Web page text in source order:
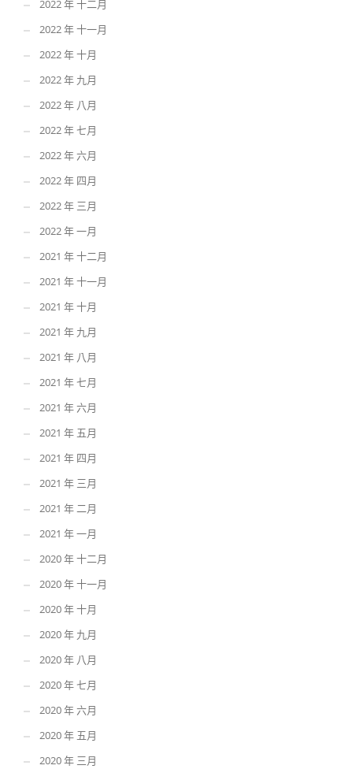
2022 年 十二月
2022 年 十一月
2022 年 十月
2022 年 九月
2022 年 八月
2022 年 七月
2022 年 六月
2022 年 四月
2022 年 三月
2022 年 一月
2021 年 十二月
2021 年 十一月
2021 年 十月
2021 年 九月
2021 年 八月
2021 年 七月
2021 年 六月
2021 年 五月
2021 年 四月
2021 年 三月
2021 年 二月
2021 年 一月
2020 年 十二月
2020 年 十一月
2020 年 十月
2020 年 九月
2020 年 八月
2020 年 七月
2020 年 六月
2020 年 五月
2020 年 三月